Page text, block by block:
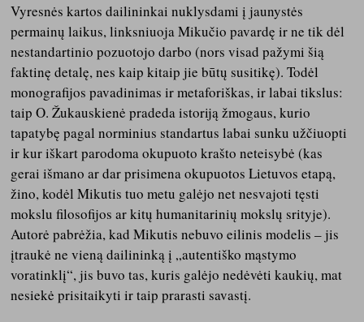
Vyresnės kartos dailininkai nuklysdami į jaunystės
permainų laikus, linksniuoja Mikučio pavardę ir ne tik dėl
nestandartinio pozuotojo darbo (nors visad pažymi šią
faktinę detalę, nes kaip kitaip jie būtų susitikę). Todėl
monografijos pavadinimas ir metaforiškas, ir labai tikslus:
taip O. Žukauskienė pradeda istoriją žmogaus, kurio
tapatybę pagal norminius standartus labai sunku užčiuopti
ir kur iškart parodoma okupuoto krašto neteisybė (kas
gerai išmano ar dar prisimena okupuotos Lietuvos etapą,
žino, kodėl Mikutis tuo metu galėjo net nesvajoti tęsti
mokslu filosofijos ar kitų humanitarinių mokslų srityje).
Autorė pabrėžia, kad Mikutis nebuvo eilinis modelis – jis
įtraukė ne vieną dailininką į „autentiško mąstymo
voratinklį“, jis buvo tas, kuris galėjo nedėvėti kaukių, mat
nesiekė prisitaikyti ir taip prarasti savastį.